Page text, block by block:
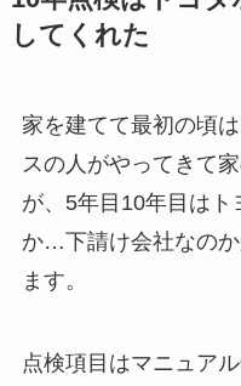
してくれた
家を建てて最初の頃
スの人がやってきて
が、5年目10年目は
か…下請け会社なの
ます。
点検項目はマニュア